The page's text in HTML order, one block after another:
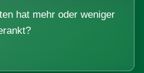
hat mehr oder weniger